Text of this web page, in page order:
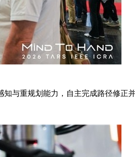
与重规划能力，自主完成路径修正